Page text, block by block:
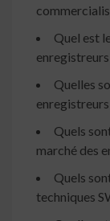
Quel est
Quelles
Quels
marché des
Quels
techniques